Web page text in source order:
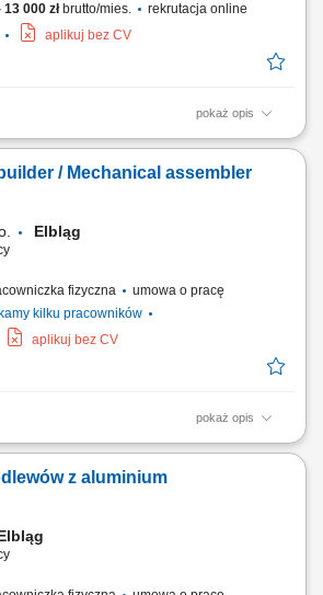
000 złbrutto/mies.
rekrutacja online
aplikuj bez CV
pokaż opis
oraz uruchomienie szaf sterowniczych i
kanałów kablowych, transformatorów
gwintowanie lub wycinanie otworów na
/ Mechanical assembler
Elbląg
fizyczna
umowa o pracę
kilku pracowników
aplikuj bez CV
pokaż opis
at our production and assembly location in
Installation of machine parts according to
fitting and assembly work; Assembly of
z aluminium